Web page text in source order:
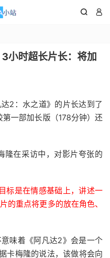
 
小时超长片长：将加
2：水之道》的片长达到了
一部加长版（178分钟）还
隆在采访中，对影片夸张的
标是在情感基础上，讲述一
的重点将更多的放在角色、
味着《阿凡达2》会是一个
卡梅隆的说法，该做将会向